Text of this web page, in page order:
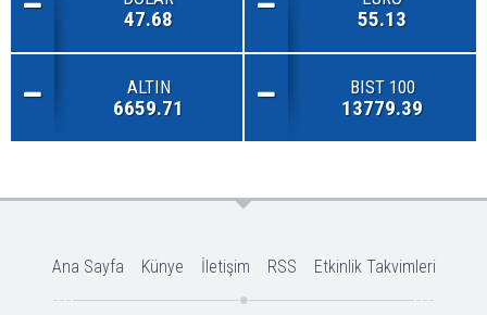
47.68 55.13
ALTIN
6659.71
BIST 100
13779.39
Ana Sayfa Künye İletişim RSS Etkinlik Takvimleri